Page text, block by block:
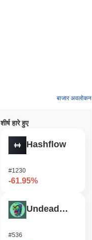
बाजार अवलोकन
शीर्ष हारे हुए
Hashflow
#1230
-61.95%
Undeads Games
#536